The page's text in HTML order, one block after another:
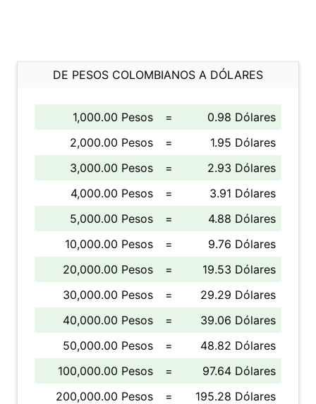
DE PESOS COLOMBIANOS A DÓLARES
1,000.00 Pesos =
0.98 Dólares
2,000.00 Pesos
=
1.95 Dólares
3,000.00 Pesos
=
2.93 Dólares
4,000.00 Pesos
=
3.91 Dólares
5,000.00 Pesos
=
4.88 Dólares
10,000.00 Pesos
=
9.76 Dólares
20,000.00 Pesos
=
19.53 Dólares
30,000.00 Pesos
=
29.29 Dólares
40,000.00 Pesos
=
39.06 Dólares
50,000.00 Pesos
=
48.82 Dólares
100,000.00 Pesos
=
97.64 Dólares
200,000.00 Pesos
= 195.28 Dólares